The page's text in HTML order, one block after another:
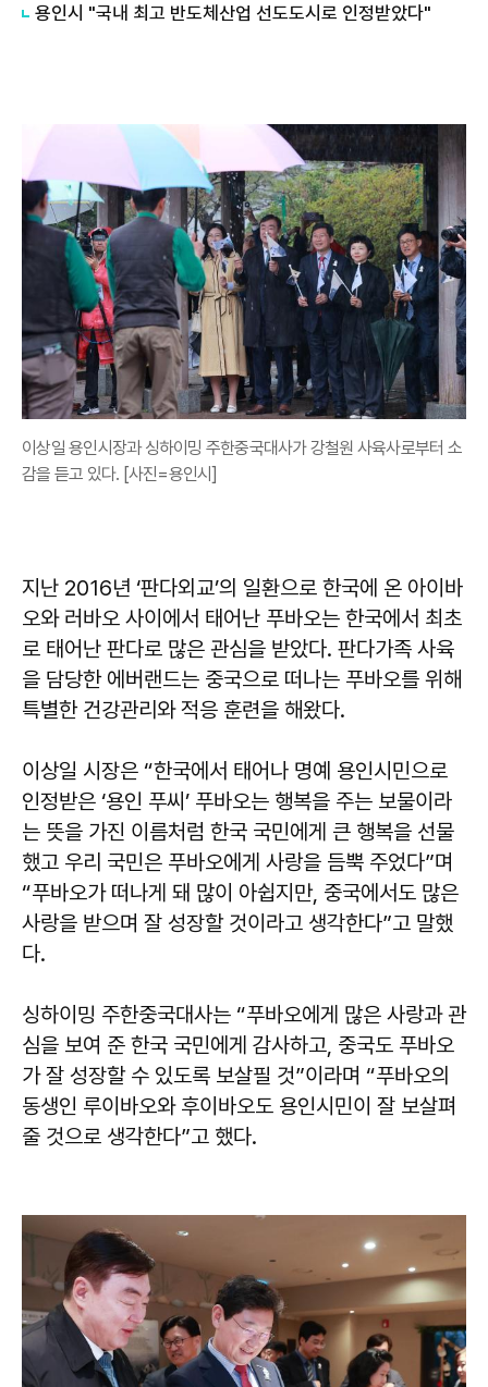
용인시 "국내 최고 반도체산업 선도도시로 인정받았다"
이상일 용인시장과 싱하이밍 주한중국대사가 강철원 사육사로부터 소
감을 듣고 있다. [사진=용인시]
지난 2016년 ‘판다외교’의 일환으로 한국에 온 아이바
오와 러바오 사이에서 태어난 푸바오는 한국에서 최초
로 태어난 판다로 많은 관심을 받았다. 판다가족 사육
을 담당한 에버랜드는 중국으로 떠나는 푸바오를 위해
특별한 건강관리와 적응 훈련을 해왔다.
이상일 시장은 “한국에서 태어나 명예 용인시민으로
인정받은 ‘용인 푸씨’ 푸바오는 행복을 주는 보물이라
는 뜻을 가진 이름처럼 한국 국민에게 큰 행복을 선물
했고 우리 국민은 푸바오에게 사랑을 듬뿍 주었다”며
“푸바오가 떠나게 돼 많이 아쉽지만, 중국에서도 많은
사랑을 받으며 잘 성장할 것이라고 생각한다”고 말했
다.
싱하이밍 주한중국대사는 “푸바오에게 많은 사랑과 관
심을 보여 준 한국 국민에게 감사하고, 중국도 푸바오
가 잘 성장할 수 있도록 보살필 것”이라며 “푸바오의
동생인 루이바오와 후이바오도 용인시민이 잘 보살펴
줄 것으로 생각한다”고 했다.